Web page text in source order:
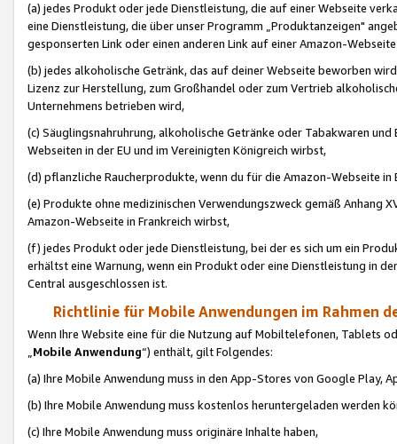
(a) jedes Produkt oder jede Dienstleistung, die auf einer Webseite
eine Dienstleistung, die über unser Programm „Produktanzeigen"
gesponserten Link oder einen anderen Link auf einer Amazon-
(b) jedes alkoholische Getränk, das auf deiner Webseite beworben
Lizenz zur Herstellung, zum Großhandel oder zum Vertrieb
Unternehmens betrieben wird,
(c) Säuglingsnahruhrung, alkoholische Getränke oder Tabakwaren
Webseiten in der EU und im Vereinigten Königreich wirbst,
(d) pflanzliche Raucherprodukte, wenn du für die Amazon-Webseite in
(e) Produkte ohne medizinischen Verwendungszweck gemäß Anhang
Amazon-Webseite in Frankreich wirbst,
(f) jedes Produkt oder jede Dienstleistung, bei der es sich um ein
erhältst eine Warnung, wenn ein Produkt oder eine Dienstleistung in
Central ausgeschlossen ist.
Richtlinie für Mobile Anwendungen im Rahmen
Wenn Ihre Website eine für die Nutzung auf Mobiltelefonen, Tablets
„Mobile Anwendung“) enthält, gilt Folgendes:
(a) Ihre Mobile Anwendung muss in den App-Stores von Google Play,
(b) Ihre Mobile Anwendung muss kostenlos heruntergeladen werden
(c) Ihre Mobile Anwendung muss originäre Inhalte haben,